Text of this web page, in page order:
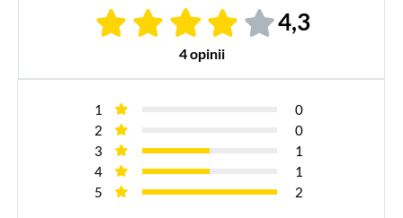
4,3
4 opinii
1
0
2
0
3
1
4
1
5
2